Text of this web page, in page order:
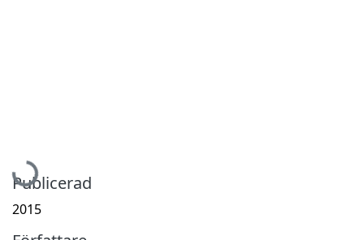
Hämtar...
Publicerad
2015